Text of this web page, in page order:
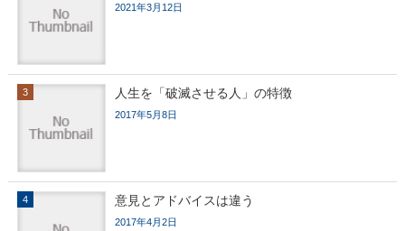
2021年3月12日
人生を「破滅させる人」の特徴
2017年5月8日
意見とアドバイスは違う
2017年4月2日